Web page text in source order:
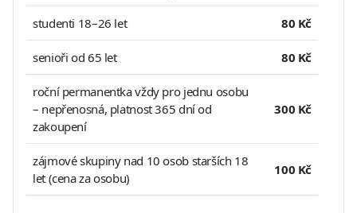
studenti 18–26 let 80 Kč
senioři od 65 let 80 Kč
roční permanentka vždy pro jednu osobu
– nepřenosná, platnost 365 dní od
zakoupení
300 Kč
zájmové skupiny nad 10 osob starších 18
let (cena za osobu)
100 Kč